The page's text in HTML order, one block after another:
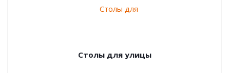
Столы для улицы